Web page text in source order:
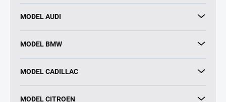
MODEL AUDI
MODEL BMW
MODEL CADILLAC
MODEL CITROEN